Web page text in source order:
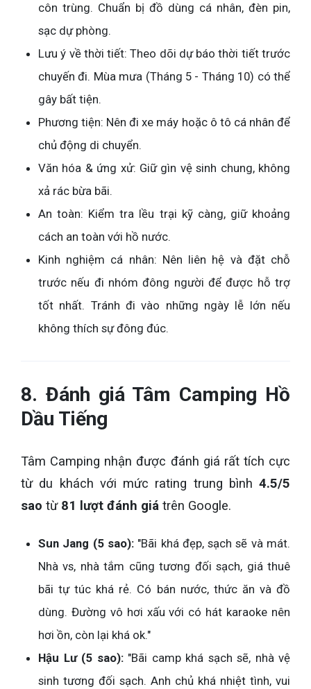
côn trùng. Chuẩn bị đồ dùng cá nhân, đèn pin,
sạc dự phòng.
Lưu ý về thời tiết: Theo dõi dự báo thời tiết trước
chuyến đi. Mùa mưa (Tháng 5 - Tháng 10) có thể
gây bất tiện.
Phương tiện: Nên đi xe máy hoặc ô tô cá nhân để
chủ động di chuyển.
Văn hóa & ứng xử: Giữ gìn vệ sinh chung, không
xả rác bừa bãi.
An toàn: Kiểm tra lều trại kỹ càng, giữ khoảng
cách an toàn với hồ nước.
Kinh nghiệm cá nhân: Nên liên hệ và đặt chỗ
trước nếu đi nhóm đông người để được hỗ trợ
tốt nhất. Tránh đi vào những ngày lễ lớn nếu
không thích sự đông đúc.
8. Đánh giá Tâm Camping Hồ
Dầu Tiếng
Tâm Camping nhận được đánh giá rất tích cực
từ du khách với mức rating trung bình 4.5/5
sao từ 81 lượt đánh giá trên Google.
Sun Jang (5 sao):"Bãi khá đẹp, sạch sẽ và mát.
Nhà vs, nhà tắm cũng tương đối sạch, giá thuê
bãi tự túc khá rẻ. Có bán nước, thức ăn và đồ
dùng. Đường vô hơi xấu với có hát karaoke nên
hơi ồn, còn lại khá ok."
Hậu Lư (5 sao):"Bãi camp khá sạch sẽ, nhà vệ
sinh tương đối sạch. Anh chủ khá nhiệt tình, vui